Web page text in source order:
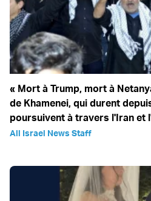
« Mort à Trump, mort à
de Khamenei, qui durent
poursuivent à travers l'Iran et
All Israel News Staff